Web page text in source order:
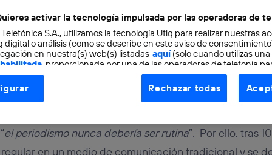
“El modelo de
digitales es aún
el periodismo nunca debería ser rutina”. Por ello, tras
en un medio de comunicación tradicional y se
activar la tecnología impulsada por las operadoras de
S.A., utilizamos la tecnología Utiq para realizar nuestras
digital o análisis (como se describe en este aviso de
en nuestra(s) web(s) listadas aquí(solo cuando utilizas una
, proporcionada por una de las operadoras de telefonía
consentimiento en cada página web).
Utiq está diseñada con la privacidad como prioridad
dirección IP y otra información de la cuenta de cliente de
la conexión que utilizas (p. ej., número de teléfono móvil).
Rechazar todas